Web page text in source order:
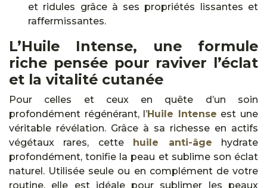
et ridules grâce à ses propriétés lissantes et
raffermissantes.
L’Huile Intense, une formule
riche pensée pour raviver l’éclat
et la vitalité cutanée
Pour celles et ceux en quête d’un soin
profondément régénérant, l’Huile Intense est une
véritable révélation. Grâce à sa richesse en actifs
végétaux rares, cette huile anti-âge hydrate
profondément, tonifie la peau et sublime son éclat
naturel. Utilisée seule ou en complément de votre
routine, elle est idéale pour sublimer les peaux